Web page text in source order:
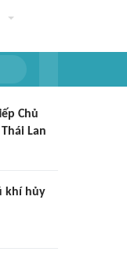
Chủ
Lan
khí hủy